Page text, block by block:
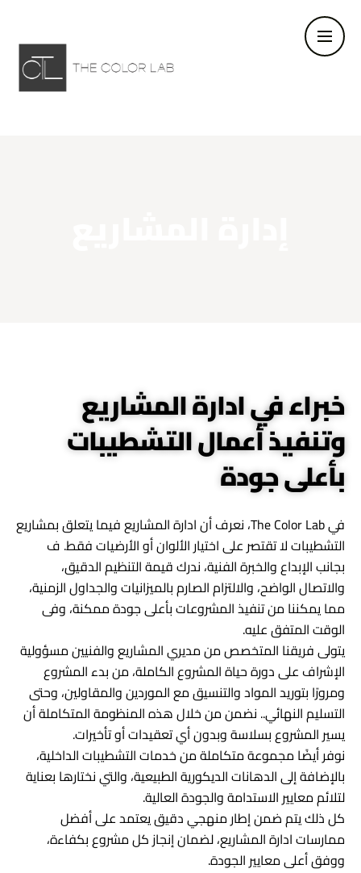
خبراء في ادارة المشاريع
وتنفيذ أعمال التشطيبات
بأعلى جودة
في The Color Lab، نعرف أن ادارة المشاريع فيما يتعلق بمشاريع
التشطيبات لا تقتصر على اختيار الألوان أو الأرضيات فقط. ف
بجانب الإبداع والخبرة الفنية، ندرك قيمة التنظيم الدقيق،
والاتصال الواضح، والالتزام الصارم بالميزانيات والجداول الزمنية،
مما يمكننا من تنفيذ المشروعات بأعلى جودة ممكنة، وفى
الوقت المتفق عليه.
يتولى فريقنا المتخصص من مديري المشاريع والفنيين مسؤولية
الإشراف على دورة حياة المشروع الكاملة، من بدء المشروع
ومرورًا بتوريد المواد والتنسيق مع الموردين والمقاولين، وحتى
التسليم النهائي.. نضمن من خلال هذه المنظومة المتكاملة أن
يسير المشروع بسلاسة وبدون أي تعقيدات أو تأخيرات.
نوفر أيضًا مجموعة متكاملة من خدمات التشطيبات الداخلية،
بالإضافة إلى الدهانات الديكورية الطبيعية، والتي نختارها بعناية
لتلائم معايير الاستدامة والجودة العالية.
كل ذلك يتم ضمن إطار منهجي دقيق يعتمد على أفضل
ممارسات ادارة المشاريع، لضمان إنجاز كل مشروع بكفاءة،
ووفق أعلى معايير الجودة.